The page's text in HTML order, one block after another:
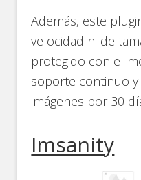
Además, este
velocidad ni de
protegido con el
soporte continuo
imágenes por 30
Imsanity